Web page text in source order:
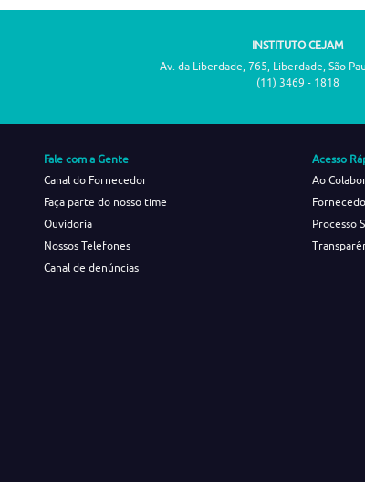
INSTITUTO CEJAM
Av. da Liberdade, 765, Liberdade, São
(11) 3469 - 1818
Fale com a Gente
Canal do Fornecedor
Faça parte do nosso time
Ouvidoria
Nossos Telefones
Canal de denúncias
Acesso
Ao
Processo